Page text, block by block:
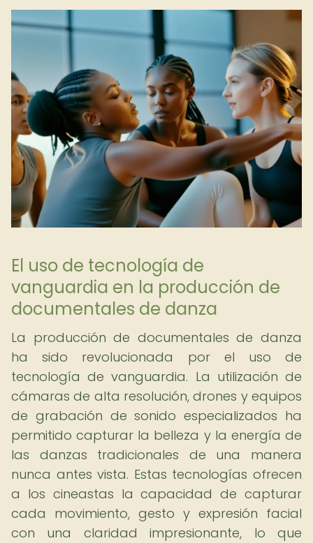
El uso de tecnología de
vanguardia en la producción de
documentales de danza
La producción de documentales de danza
ha sido revolucionada por el uso de
tecnología de vanguardia. La utilización de
cámaras de alta resolución, drones y equipos
de grabación de sonido especializados ha
permitido capturar la belleza y la energía de
las danzas tradicionales de una manera
nunca antes vista. Estas tecnologías ofrecen
a los cineastas la capacidad de capturar
cada movimiento, gesto y expresión facial
con una claridad impresionante, lo que